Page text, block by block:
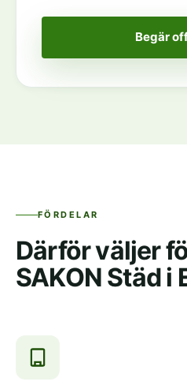
Begär
FÖRDELAR
Därför väljer
SAKON Städ i